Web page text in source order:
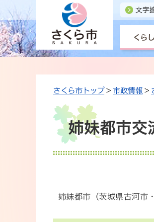
くら
さくら市トップ> 市政情報 >
姉妹都市交
姉妹都市（茨城県古河市